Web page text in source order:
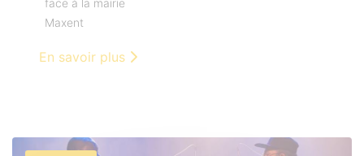
face à la mairie
Maxent
En savoir plus